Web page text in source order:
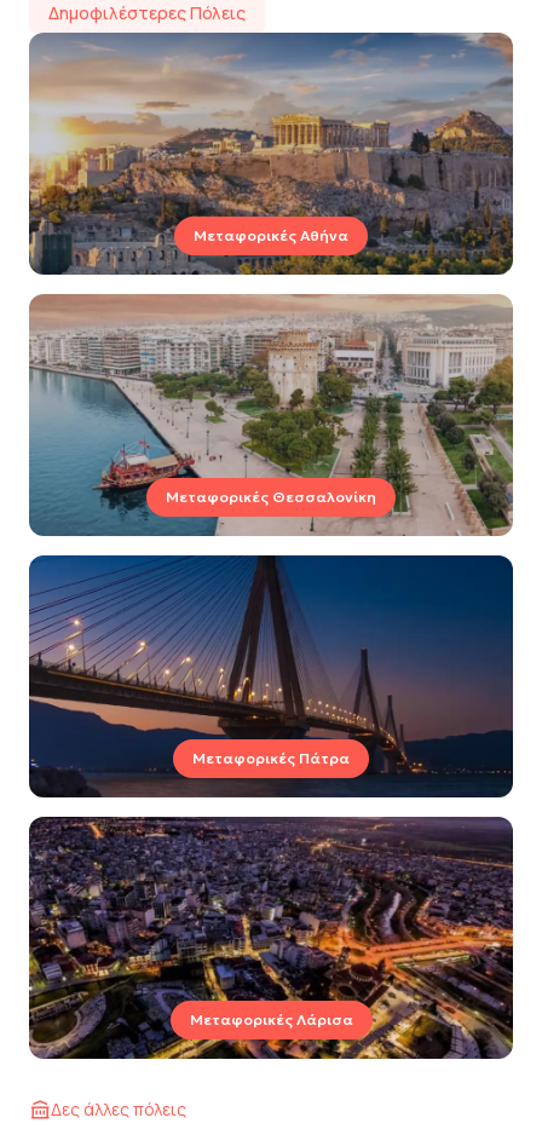
Δημοφιλέστερες Πόλεις
Μεταφορικές Αθήνα
Μεταφορικές Θεσσαλονίκη
Μεταφορικές Πάτρα
Μεταφορικές Λάρισα
Δες άλλες πόλεις